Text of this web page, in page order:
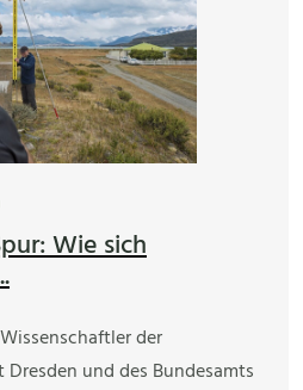
Wie sich
der
und des Bundesamts